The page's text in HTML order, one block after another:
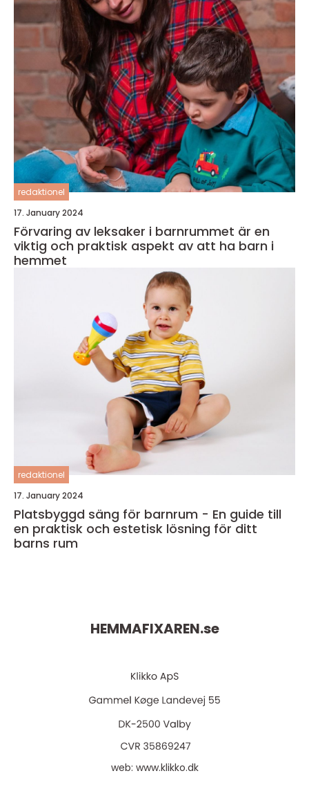
redaktionel
17. January 2024
Förvaring av leksaker i barnrummet är en
viktig och praktisk aspekt av att ha barn i
hemmet
redaktionel
17. January 2024
Platsbyggd säng för barnrum - En guide till
en praktisk och estetisk lösning för ditt
barns rum
HEMMAFIXAREN.se
web: www.klikko.dk